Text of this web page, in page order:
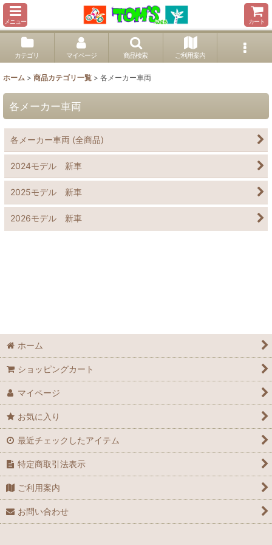
メニュー カート
カテゴリ マイページ 商品検索 ご利用案内
ホーム > 商品カテゴリ一覧 > 各メーカー車両
各メーカー車両
各メーカー車両 (全商品)
2024モデル 新車
2025モデル 新車
2026モデル 新車
ホーム
ショッピングカート
マイページ
お気に入り
最近チェックしたアイテム
特定商取引法表示
ご利用案内
お問い合わせ